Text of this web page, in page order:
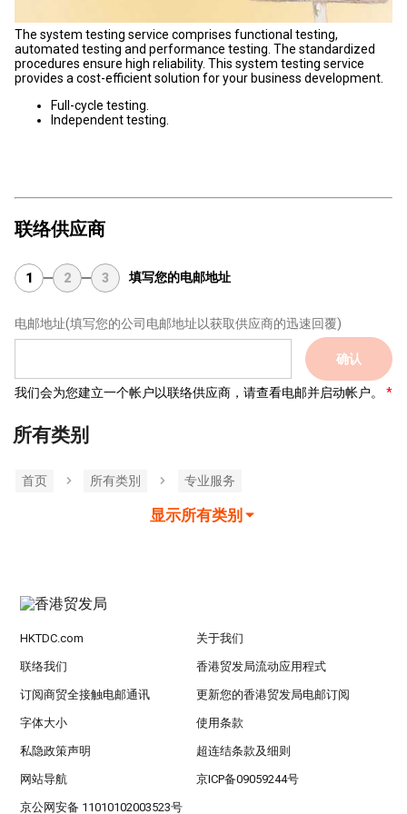
The system testing service comprises functional testing,
automated testing and performance testing. The standardized
procedures ensure high reliability. This system testing service
provides a cost-efficient solution for your business development.
Full-cycle testing.
Independent testing.
联络供应商
1 2 3 填写您的电邮地址
电邮地址(填写您的公司电邮地址以获取供应商的迅速回覆)
确认
我们会为您建立一个帐户以联络供应商，请查看电邮并启动帐户。
所有类别
首页 所有类別 专业服务
显示所有类别
HKTDC.com 关于我们
联络我们 香港贸发局流动应用程式
订阅商贸全接触电邮通讯 更新您的香港贸发局电邮订阅
字体大小 使用条款
私隐政策声明 超连结条款及细则
网站导航 京ICP备09059244号
京公网安备 11010102003523号